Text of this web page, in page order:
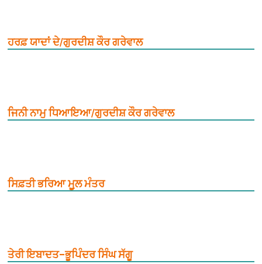
ਹਰਫ਼ ਯਾਦਾਂ ਦੇ/ਗੁਰਦੀਸ਼ ਕੌਰ ਗਰੇਵਾਲ
ਜਿਨੀ ਨਾਮੁ ਧਿਆਇਆ/ਗੁਰਦੀਸ਼ ਕੌਰ ਗਰੇਵਾਲ
ਸਿਫ਼ਤੀ ਭਰਿਆ ਮੂ਼ਲ ਮੰਤਰ
ਤੇਰੀ ਇਬਾਦਤ–ਭੂਪਿੰਦਰ ਸਿੰਘ ਸੱਗੂ